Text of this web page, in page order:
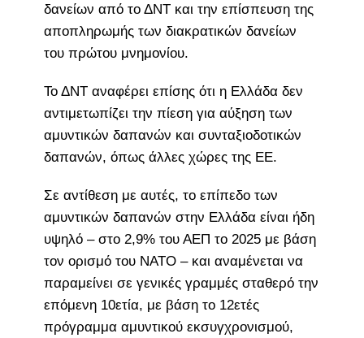
δανείων από το ΔΝΤ και την επίσπευση της
αποπληρωμής των διακρατικών δανείων
του πρώτου μνημονίου.
Το ΔΝΤ αναφέρει επίσης ότι η Ελλάδα δεν
αντιμετωπίζει την πίεση για αύξηση των
αμυντικών δαπανών και συνταξιοδοτικών
δαπανών, όπως άλλες χώρες της ΕΕ.
Σε αντίθεση με αυτές, το επίπεδο των
αμυντικών δαπανών στην Ελλάδα είναι ήδη
υψηλό – στο 2,9% του ΑΕΠ το 2025 με βάση
τον ορισμό του ΝΑΤΟ – και αναμένεται να
παραμείνει σε γενικές γραμμές σταθερό την
επόμενη 10ετία, με βάση το 12ετές
πρόγραμμα αμυντικού εκσυγχρονισμού,